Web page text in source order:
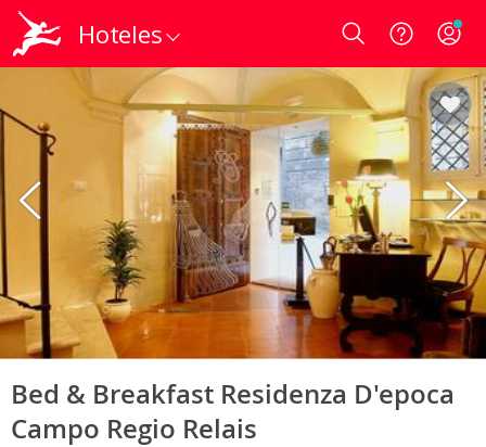
Hoteles Login
Bed & Breakfast Residenza D'epoca
Campo Regio Relais